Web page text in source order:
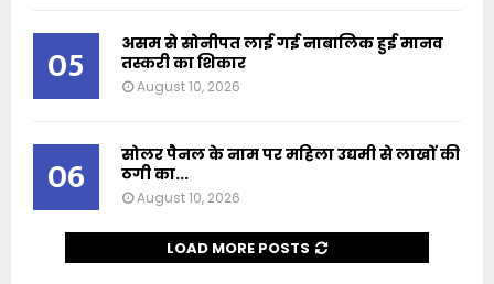
05
असम से सोनीपत लाई गई नाबालिक हुई मानव
तस्करी का शिकार
August 10, 2026
06
सोलर पैनल के नाम पर महिला उद्यमी से लाखों की
ठगी का...
August 10, 2026
LOAD MORE POSTS